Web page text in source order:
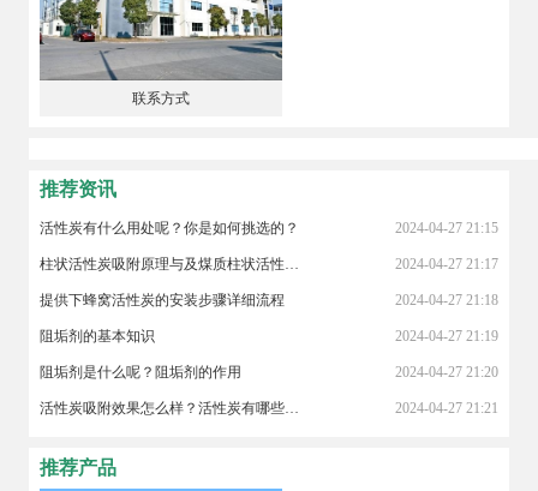
联系方式
推荐资讯
活性炭有什么用处呢？你是如何挑选的？ 2024-04-27 21:15
柱状活性炭吸附原理与及煤质柱状活性炭对粘合剂的标准 2024-04-27 21:17
提供下蜂窝活性炭的安装步骤详细流程 2024-04-27 21:18
阻垢剂的基本知识 2024-04-27 21:19
阻垢剂是什么呢？阻垢剂的作用 2024-04-27 21:20
活性炭吸附效果怎么样？活性炭有哪些作用？ 2024-04-27 21:21
推荐产品